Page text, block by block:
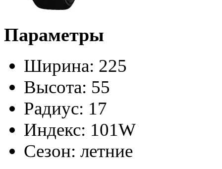
Параметры
Ширина: 225
Высота: 55
Радиус: 17
Индекс: 101W
Сезон: летние